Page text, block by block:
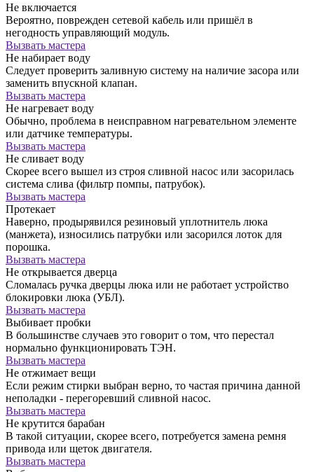
Не включается
Вероятно, поврежден сетевой кабель или пришёл в
негодность управляющий модуль.
Вызвать мастера
Не набирает воду
Следует проверить заливную систему на наличие засора или
заменить впускной клапан.
Вызвать мастера
Не нагревает воду
Обычно, проблема в неисправном нагревательном элементе
или датчике температуры.
Вызвать мастера
Не сливает воду
Скорее всего вышел из строя сливной насос или засорилась
система слива (фильтр помпы, патрубок).
Вызвать мастера
Протекает
Наверно, продырявился резиновый уплотнитель люка
(манжета), износились патрубки или засорился лоток для
порошка.
Вызвать мастера
Не открывается дверца
Сломалась ручка дверцы люка или не работает устройство
блокировки люка (УБЛ).
Вызвать мастера
Выбивает пробки
В большинстве случаев это говорит о том, что перестал
нормально функционировать ТЭН.
Вызвать мастера
Не отжимает вещи
Если режим стирки выбран верно, то частая причина данной
неполадки - перегоревший сливной насос.
Вызвать мастера
Не крутится барабан
В такой ситуации, скорее всего, потребуется замена ремня
привода или щеток двигателя.
Вызвать мастера